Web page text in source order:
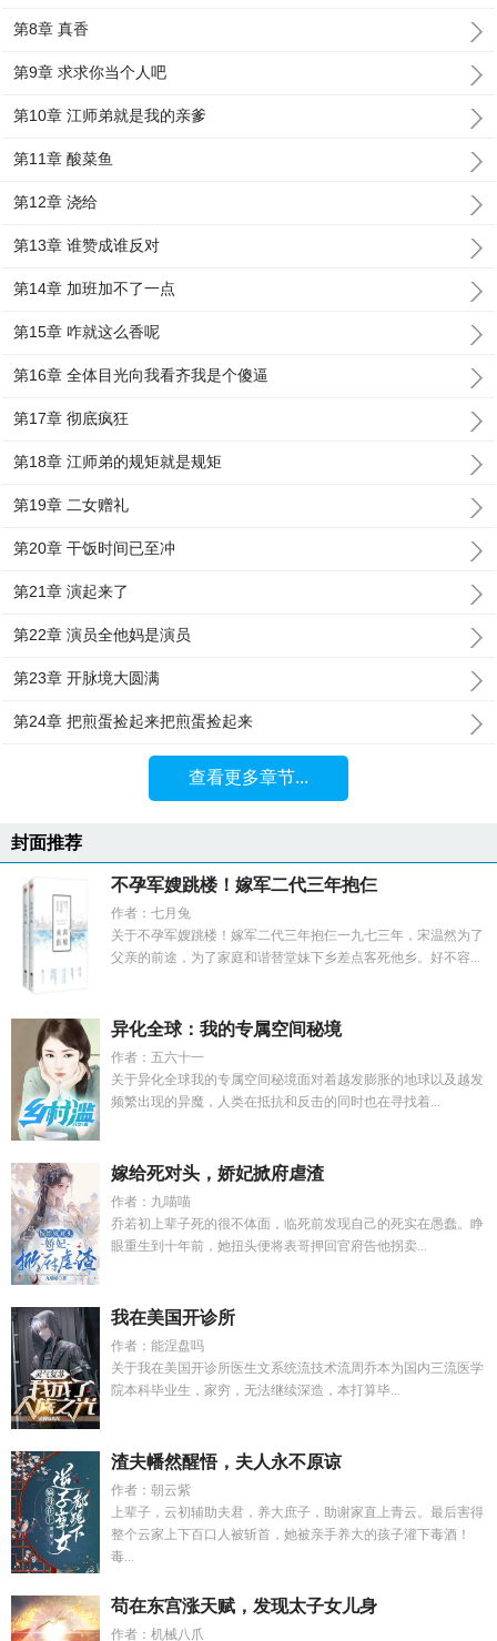
第8章 真香
第9章 求求你当个人吧
第10章 江师弟就是我的亲爹
第11章 酸菜鱼
第12章 浇给
第13章 谁赞成谁反对
第14章 加班加不了一点
第15章 咋就这么香呢
第16章 全体目光向我看齐我是个傻逼
第17章 彻底疯狂
第18章 江师弟的规矩就是规矩
第19章 二女赠礼
第20章 干饭时间已至冲
第21章 演起来了
第22章 演员全他妈是演员
第23章 开脉境大圆满
第24章 把煎蛋捡起来把煎蛋捡起来
查看更多章节...
封面推荐
不孕军嫂跳楼！嫁军二代三年抱仨
作者：七月兔
关于不孕军嫂跳楼！嫁军二代三年抱仨一九七三年，宋温然为了
父亲的前途，为了家庭和谐替堂妹下乡差点客死他乡。好不容...
异化全球：我的专属空间秘境
作者：五六十一
关于异化全球我的专属空间秘境面对着越发膨胀的地球以及越发
频繁出现的异魔，人类在抵抗和反击的同时也在寻找着...
嫁给死对头，娇妃掀府虐渣
作者：九喵喵
乔若初上辈子死的很不体面，临死前发现自己的死实在愚蠢。睁
眼重生到十年前，她扭头便将表哥押回官府告他拐卖...
我在美国开诊所
作者：能涅盘吗
关于我在美国开诊所医生文系统流技术流周乔本为国内三流医学
院本科毕业生，家穷，无法继续深造，本打算毕...
渣夫幡然醒悟，夫人永不原谅
作者：朝云紫
上辈子，云初辅助夫君，养大庶子，助谢家直上青云。最后害得
整个云家上下百口人被斩首，她被亲手养大的孩子灌下毒酒！
毒...
苟在东宫涨天赋，发现太子女儿身
作者：机械八爪